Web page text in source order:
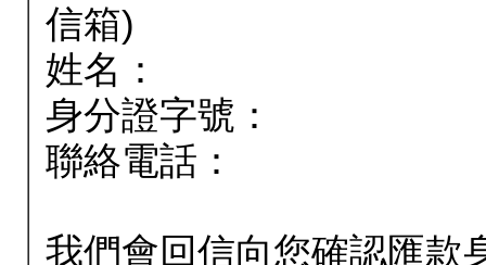
信箱)
姓名：
身分證字號：
聯絡電話：
我們會回信向您確認匯款